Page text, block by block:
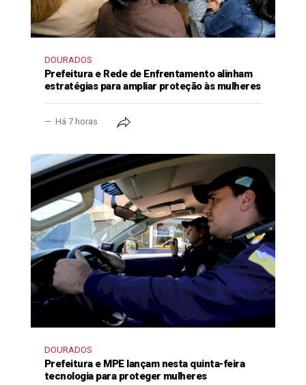
DOURADOS
Prefeitura e Rede de Enfrentamento alinham
estratégias para ampliar proteção às mulheres
Há 7 horas
DOURADOS
Prefeitura e MPE lançam nesta quinta-feira
tecnologia para proteger mulheres